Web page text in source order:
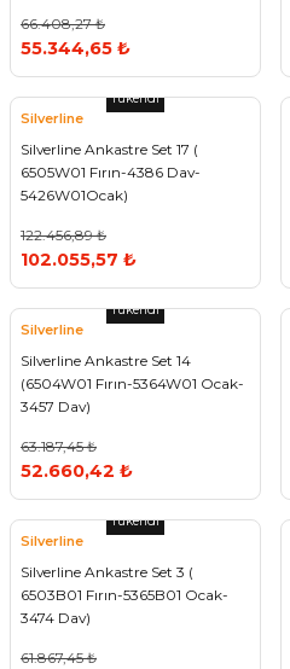
66.408,27 ₺
55.344,65 ₺
Tükendi
Silverline
Silverline Ankastre Set 17 (
6505W01 Fırın-4386 Dav-
5426W01Ocak)
122.456,89 ₺
102.055,57 ₺
Tükendi
Silverline
Silverline Ankastre Set 14
(6504W01 Fırın-5364W01 Ocak-
3457 Dav)
63.187,45 ₺
52.660,42 ₺
Tükendi
Silverline
Silverline Ankastre Set 3 (
6503B01 Fırın-5365B01 Ocak-
3474 Dav)
61.867,45 ₺